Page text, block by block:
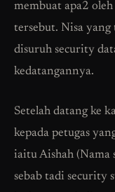
membuat apa2
tersebut. Nisa
disuruh security
kedatangannya.
Setelah datang ke
kepada petugas
iaitu Aishah (Nama
sebab tadi security